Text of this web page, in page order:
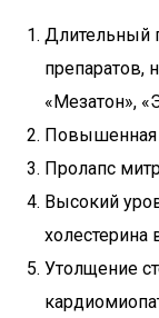
Длительный
препаратов,
«Мезатон»,
Повышенная
Пролапс
Высокий
холестерина
Утолщение